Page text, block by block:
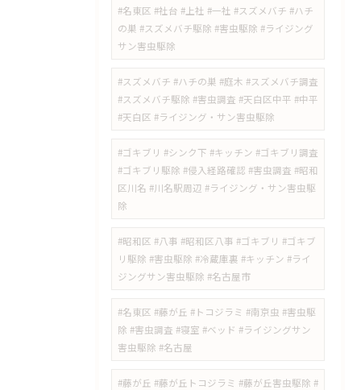
#名東区 #社台 #上社 #一社 #スズメバチ #ハチ
の巣 #スズメバチ駆除 #害虫駆除 #ライジング
サン害虫駆除
#スズメバチ #ハチの巣 #庭木 #スズメバチ調査
#スズメバチ駆除 #害虫調査 #天白区中平 #中平
#天白区 #ライジング・サン害虫駆除
#ゴキブリ #シンク下 #キッチン #ゴキブリ調査
#ゴキブリ駆除 #侵入経路確認 #害虫調査 #昭和
区川名 #川名駅周辺 #ライジング・サン害虫駆
除
#昭和区 #八事 #昭和区八事 #ゴキブリ #ゴキブ
リ駆除 #害虫駆除 #冷蔵庫裏 #キッチン #ライ
ジングサン害虫駆除 #名古屋市
#名東区 #藤が丘 #トコジラミ #南京虫 #害虫駆
除 #害虫調査 #寝室 #ベッド #ライジングサン
害虫駆除 #名古屋
#藤が丘 #藤が丘トコジラミ #藤が丘害虫駆除 #